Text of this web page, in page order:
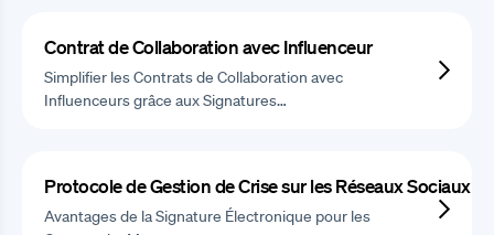
Contrat de Collaboration avec Influenceur
Simplifier les Contrats de Collaboration avec
Influenceurs grâce aux Signatures…
Protocole de Gestion de Crise sur les Réseaux Sociaux
Avantages de la Signature Électronique pour les